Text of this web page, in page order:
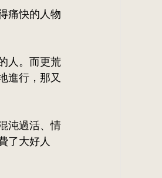
痛快的人物
人。而更荒
進行，那又
沌過活、情
了大好人